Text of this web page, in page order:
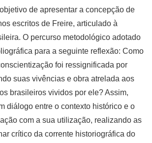
de apresentar a concepção de
escritos de Freire, articulado à
O percurso metodológico adotado
para a seguinte reflexão: Como
foi ressignificada por
suas vivências e obra atrelada aos
brasileiros vividos por ele? Assim,
diálogo entre o contexto histórico e o
com a sua utilização, realizando as
crítico da corrente historiográfica do